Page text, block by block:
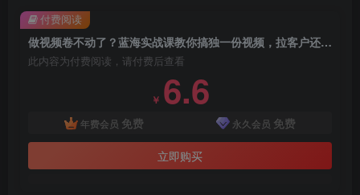
做视频卷不动了？蓝海实战课教你搞独一份视频，拉客户还能轻松賺钱！【原创双语字幕】
此内容为付费阅读，请付费后查看
￥ 6.6
年费会员 免费 永久会员 免费
立即购买
付费阅读